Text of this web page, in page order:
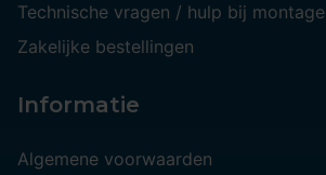
Technische vragen / hulp bij montage
Zakelijke bestellingen
Informatie
Algemene voorwaarden